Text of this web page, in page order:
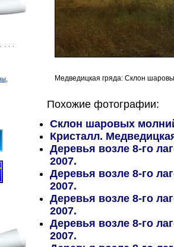
Медведицкая гряда: Склон
Похожие фотографии:
Склон шаровых
Кристалл.
Деревья возле 8-го
2007.
Деревья возле 8-го
2007.
Деревья возле 8-го
2007.
Деревья возле 8-го
2007.